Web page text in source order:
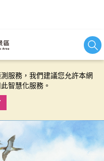
優化網站服務，並有助於為
站即表示您同意我們的
服務，我們建議您允許本網
智慧化服務。